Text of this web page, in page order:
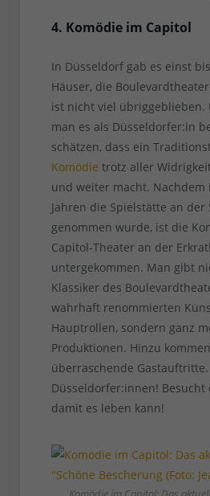
4. Komödie im Capitol
In Düsseldorf gab es einst
Häuser, die
ist nicht viel übriggeblieben.
man es als Düsseldorfer:in
schätzen, dass ein
Komödie trotz aller
und weiter macht. Nachdem
Jahren die Spielstätte an der
genommen wurde, ist die
Capitol-Theater an der
untergekommen. Man gibt
Klassiker des
wahrhaft renommierten
Hauptrollen, sondern ganz
Produktionen. Hinzu
überraschende Gastauftritte.
Düsseldorfer:innen! Besucht
damit es leben kann!